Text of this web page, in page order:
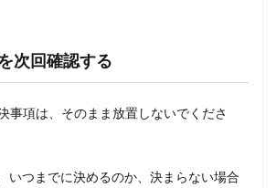
次回確認する
事項は、そのまま放置しないでくださ
いつまでに決めるのか、決まらない場合